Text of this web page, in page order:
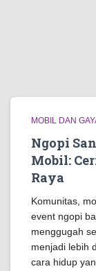
MOBIL DAN
Ngopi
Mobil:
Raya
Komunitas,
event ngopi
menggugah
menjadi lebih
cara hidup